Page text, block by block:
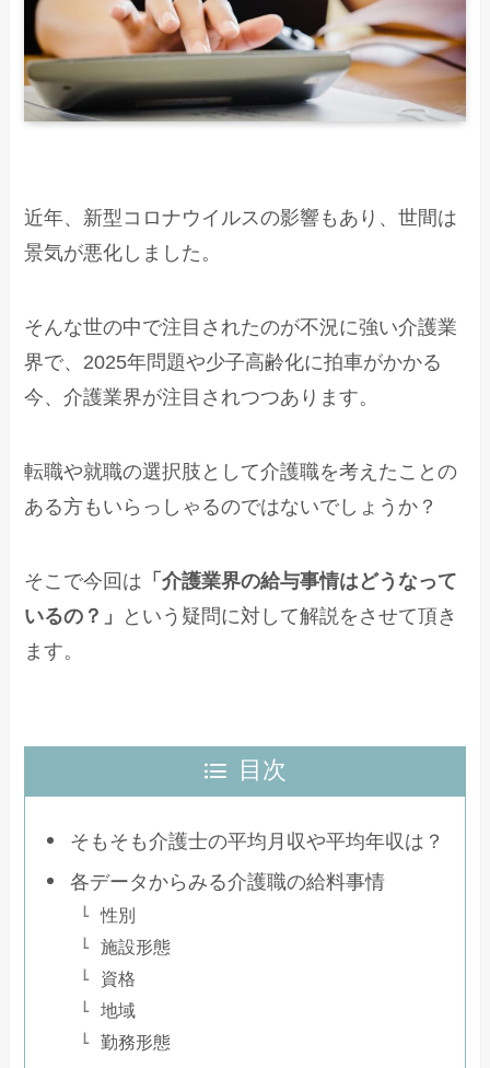
近年、新型コロナウイルスの影響もあり、世間は
景気が悪化しました。
そんな世の中で注目されたのが不況に強い介護業
界で、2025年問題や少子高齢化に拍車がかかる
今、介護業界が注目されつつあります。
転職や就職の選択肢として介護職を考えたことの
ある方もいらっしゃるのではないでしょうか？
そこで今回は 「介護業界の給与事情はどうなって
いるの？」
という疑問に対して解説をさせて頂き
ます。
目次
そもそも介護士の平均月収や平均年収は？
各データからみる介護職の給料事情
性別
施設形態
資格
地域
勤務形態